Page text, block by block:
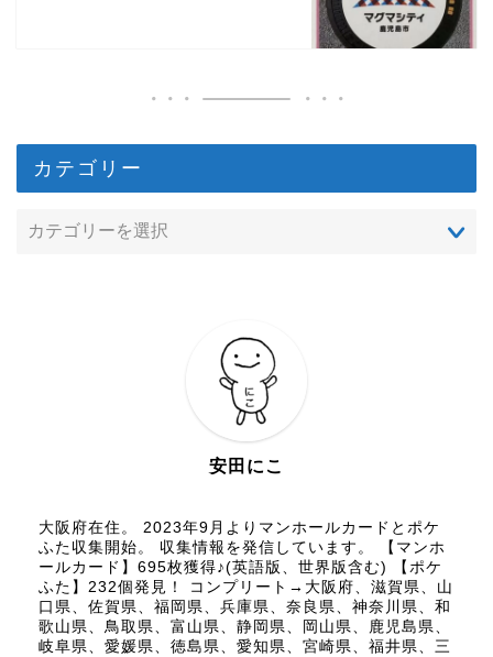
カテゴリー
安田にこ
大阪府在住。 2023年9月よりマンホールカードとポケ
ふた収集開始。 収集情報を発信しています。 【マンホ
ールカード】695枚獲得♪(英語版、世界版含む) 【ポケ
ふた】232個発見！ コンプリート→大阪府、滋賀県、山
口県、佐賀県、福岡県、兵庫県、奈良県、神奈川県、和
歌山県、鳥取県、富山県、静岡県、岡山県、鹿児島県、
岐阜県、愛媛県、徳島県、愛知県、宮崎県、福井県、三